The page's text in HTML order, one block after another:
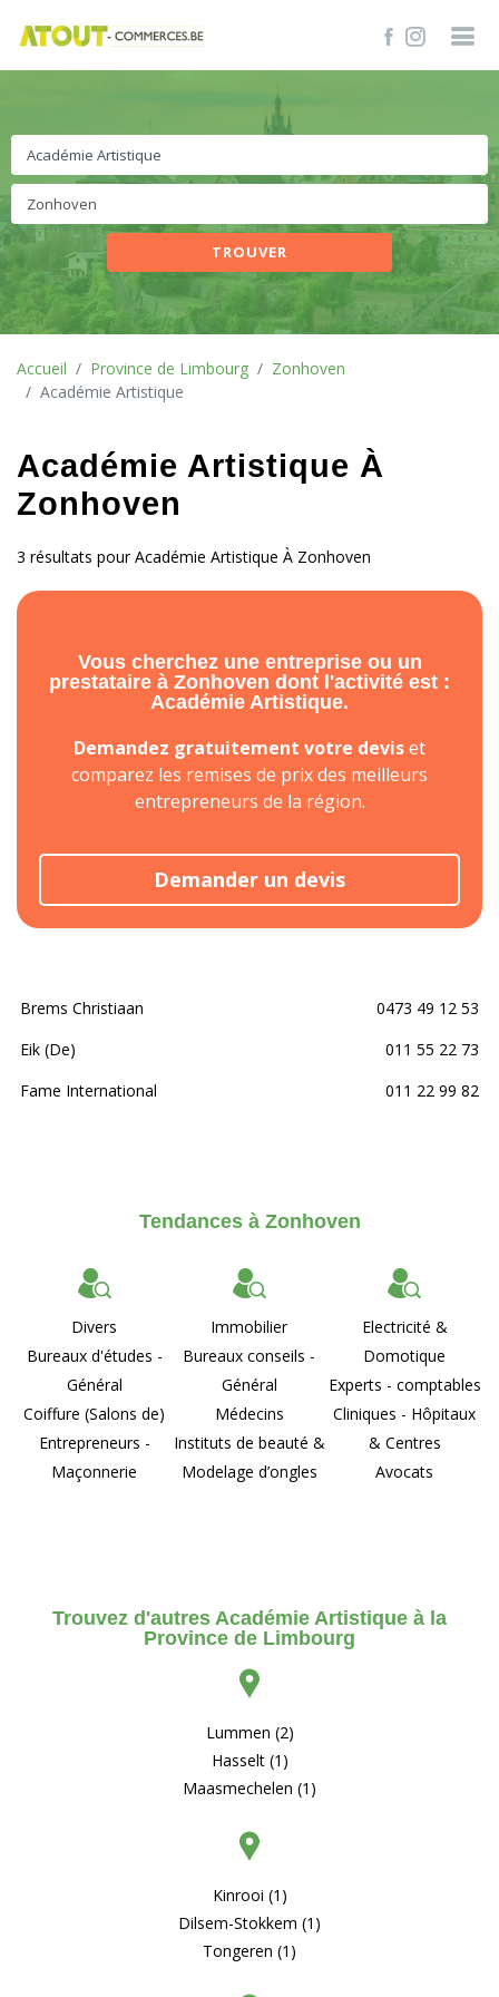
TROUVER
Accueil Province de Limbourg
Zonhoven
Académie Artistique
Académie Artistique À
Zonhoven
3 résultats pour Académie Artistique À Zonhoven
Vous cherchez une entreprise ou un
prestataire à Zonhoven dont l'activité est :
Académie Artistique.
Demandez gratuitement votre deviset
comparez les remises de prix des meilleurs
entrepreneurs de la région.
Demander un devis
Brems Christiaan
0473 49 12 53
Eik (De)
011 55 22 73
Fame International
011 22 99 82
Tendances à Zonhoven
Divers
Bureaux d'études -
Général
Coiffure (Salons de)
Entrepreneurs -
Maçonnerie
Immobilier
Bureaux conseils -
Général
Médecins
Instituts de beauté &
Modelage d’ongles
Electricité &
Domotique
Experts - comptables
Cliniques - Hôpitaux
& Centres
Avocats
Trouvez d'autres Académie Artistique à la
Province de Limbourg
Lummen (2)
Hasselt (1)
Maasmechelen (1)
Kinrooi (1)
Dilsem-Stokkem (1)
Tongeren (1)